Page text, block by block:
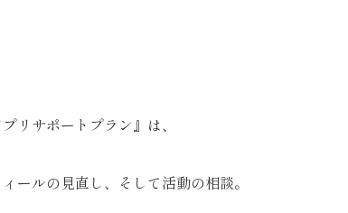
リサポートプラン』は、
ールの見直し、そして活動の相談。